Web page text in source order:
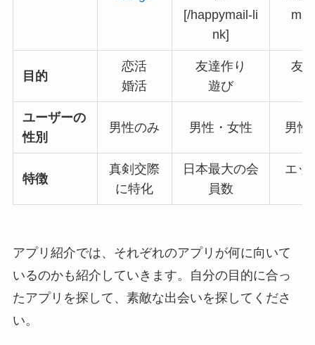
[/happymail-li
nk]
目的
恋活
婚活
友達作り
遊び
友
ユーザーの
性別
男性のみ 男性・女性 男性
特徴
真剣交際
に特化
日本最大の会
員数
エッ
アプリ紹介では、それぞれのアプリが何に向いて
いるのかも紹介していきます。自分の目的に合っ
たアプリを探して、素敵な出会いを探してくださ
い。